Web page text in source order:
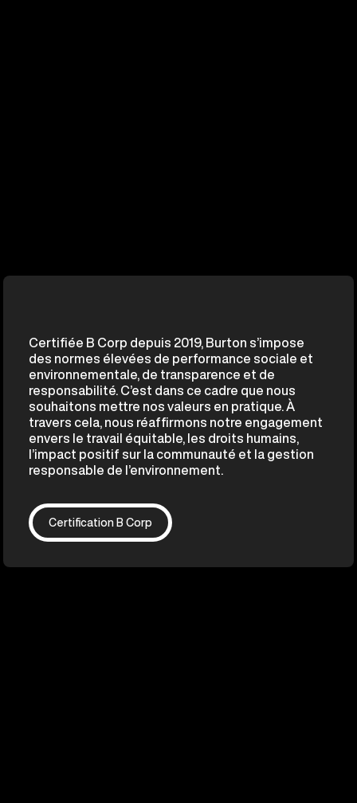
Certifiée B Corp depuis 2019, Burton s’impose
des normes élevées de performance sociale et
environnementale, de transparence et de
responsabilité. C’est dans ce cadre que nous
souhaitons mettre nos valeurs en pratique. À
travers cela, nous réaffirmons notre engagement
envers le travail équitable, les droits humains,
l’impact positif sur la communauté et la gestion
responsable de l’environnement.
Certification B Corp